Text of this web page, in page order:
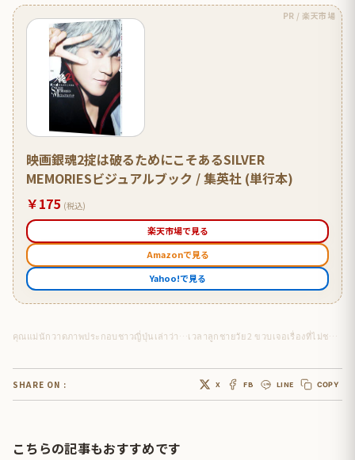
PR / 楽天市場
映画銀魂2掟は破るためにこそあるSILVER
MEMORIESビジュアルブック / 集英社 (単行本)
￥175 (税込)
楽天市場で見る
Amazonで見る
Yahoo!で見る
คุณแม่นักวาดภาพประกอบชาวญี่ปุ่นเล่าว่า…เวลาลูกชายวัย 2 ขวบเจอเรื่องที่ไม่ชอบหรือไม่อยากทำ
SHARE ON : X FB LINE COPY
こちらの記事もおすすめです